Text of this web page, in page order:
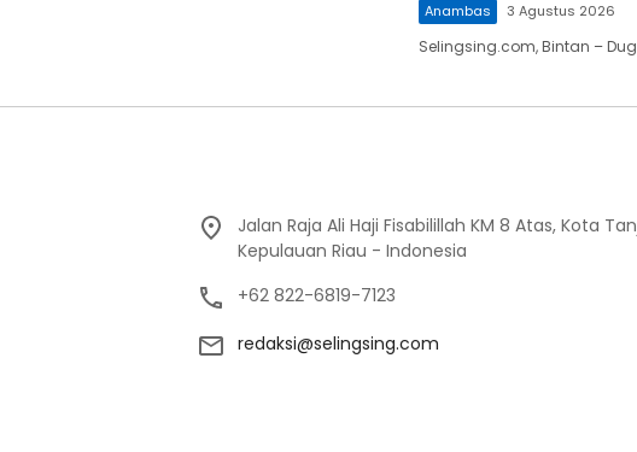
Anambas 3 Agustus 2026
Selingsing.com, Bintan –
Jalan Raja Ali Haji Fisabilillah KM 8 Atas, Kota
Kepulauan Riau - Indonesia
+62 822-6819-7123
redaksi@selingsing.com